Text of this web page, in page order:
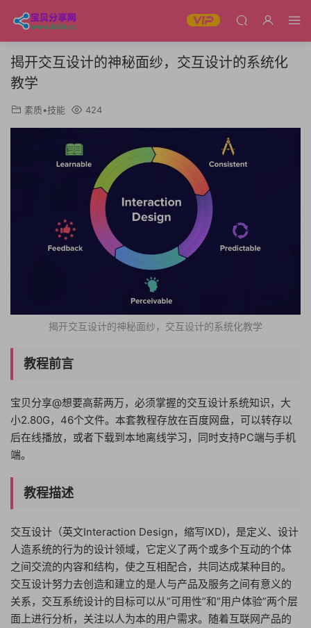
揭开交互设计的神秘面纱，交互设计的系统化
教学
素质•技能 424
揭开交互设计的神秘面纱，交互设计的系统化教学
教程前言
宝贝分享@想要高薪两万，必须掌握的交互设计系统知识，大
小2.80G，46个文件。本套教程存放在百度网盘，可以转存以
后在线播放，或者下载到本地离线学习，同时支持PC端与手机
端。
教程描述
交互设计（英文Interaction Design，缩写IXD)，是定义、设计
人造系统的行为的设计领域，它定义了两个或多个互动的个体
之间交流的内容和结构，使之互相配合，共同达成某种目的。
交互设计努力去创造和建立的是人与产品及服务之间有意义的
关系，交互系统设计的目标可以从“可用性”和“用户体验”两个层
面上进行分析，关注以人为本的用户需求。随着互联网产品的